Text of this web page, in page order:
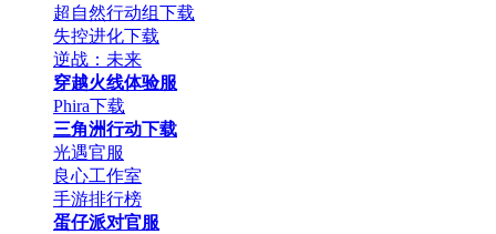
超自然行动组下载
失控进化下载
逆战：未来
穿越火线体验服
Phira下载
三角洲行动下载
光遇官服
良心工作室
手游排行榜
蛋仔派对官服